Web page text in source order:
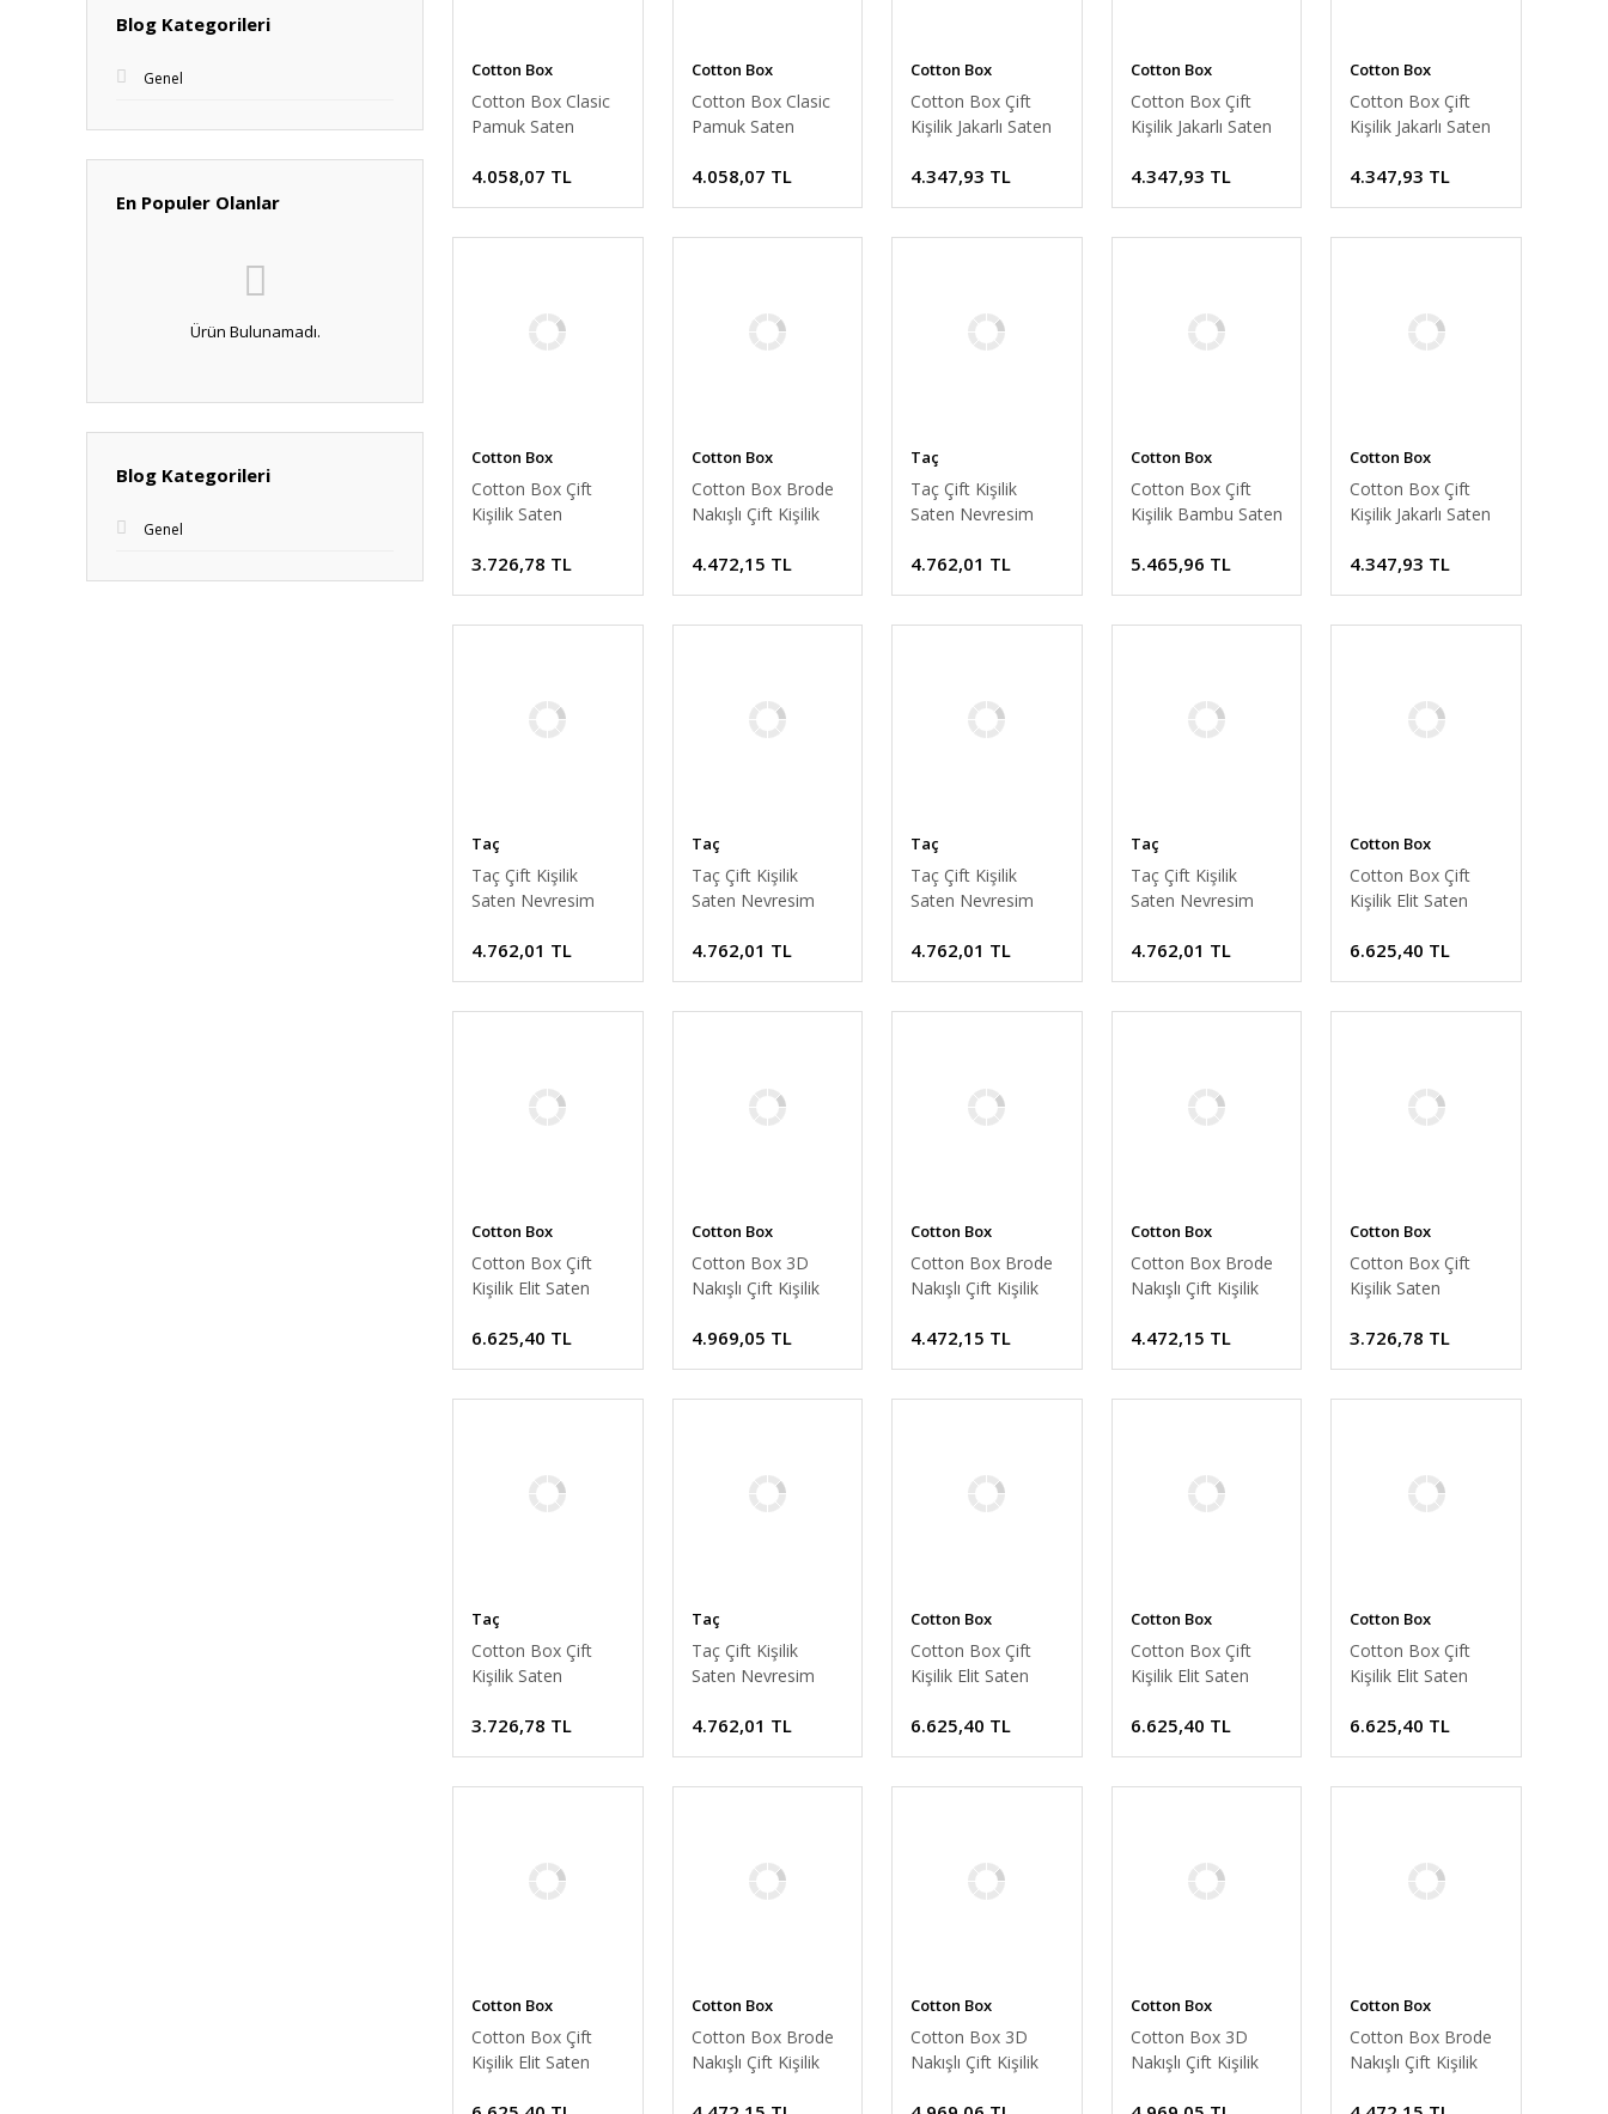
Blog Kategorileri
Genel
En Populer Olanlar
Ürün Bulunamadı.
Blog Kategorileri
Genel
Cotton Box
Cotton Box Clasic
Pamuk Saten
Çift Kişilik Mahur
4.058,07 TL
Cotton Box
Cotton Box Clasic
Pamuk Saten
Çift Kişilik Güher
4.058,07 TL
Cotton Box
Cotton Box Çift
Kişilik Jakarlı Saten
Dama Siyah
4.347,93 TL
Cotton Box
Cotton Box Çift
Kişilik Jakarlı Saten
Leaf Buz Mavisi
4.347,93 TL
Cotton Box
Cotton Box Çift
Kişilik Jakarlı Saten
Hexa Yeşil
4.347,93 TL
Cotton Box
Cotton Box Çift
Kişilik Saten
Alvina Gold
3.726,78 TL
Cotton Box
Cotton Box Brode
Nakışlı Çift Kişilik
Takımı Gloria Gold
4.472,15 TL
Taç
Taç Çift Kişilik
Saten Nevresim
4.762,01 TL
Cotton Box
Cotton Box Çift
Kişilik Bambu Saten
Mavi
5.465,96 TL
Cotton Box
Cotton Box Çift
Kişilik Jakarlı Saten
Sante Petrol
4.347,93 TL
Taç
Taç Çift Kişilik
Saten Nevresim
4.762,01 TL
Taç
Taç Çift Kişilik
Saten Nevresim
Lacivert
4.762,01 TL
Taç
Taç Çift Kişilik
Saten Nevresim
4.762,01 TL
Taç
Taç Çift Kişilik
Saten Nevresim
4.762,01 TL
Cotton Box
Cotton Box Çift
Kişilik Elit Saten
Stilla Mavi
6.625,40 TL
Cotton Box
Cotton Box Çift
Kişilik Elit Saten
Gules Kırmızı
6.625,40 TL
Cotton Box
Cotton Box 3D
Nakışlı Çift Kişilik
Takımı Pure Ekru
4.969,05 TL
Cotton Box
Cotton Box Brode
Nakışlı Çift Kişilik
Takımı Andy Yeşil
4.472,15 TL
Cotton Box
Cotton Box Brode
Nakışlı Çift Kişilik
Takımı Sheen Gri
4.472,15 TL
Cotton Box
Cotton Box Çift
Kişilik Saten
Jadira Bej
3.726,78 TL
Taç
Cotton Box Çift
Kişilik Saten
Sarina Lacivert
3.726,78 TL
Taç
Taç Çift Kişilik
Saten Nevresim
Lacivert
4.762,01 TL
Cotton Box
Cotton Box Çift
Kişilik Elit Saten
Layana Pembe
6.625,40 TL
Cotton Box
Cotton Box Çift
Kişilik Elit Saten
Melinda Pembe
6.625,40 TL
Cotton Box
Cotton Box Çift
Kişilik Elit Saten
Teresa Bej
6.625,40 TL
Cotton Box
Cotton Box Çift
Kişilik Elit Saten
Cotton Box
Cotton Box Brode
Nakışlı Çift Kişilik
Cotton Box
Cotton Box 3D
Nakışlı Çift Kişilik
Cotton Box
Cotton Box 3D
Nakışlı Çift Kişilik
Cotton Box
Cotton Box Brode
Nakışlı Çift Kişilik